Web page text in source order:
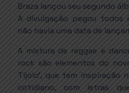
Braza lançou seu segundo
A divulgação pegou todos
não havia uma data de
A mistura de reggae e
rock são elementos do
Tijolo’, que tem inspiração
cotidiano, com letras